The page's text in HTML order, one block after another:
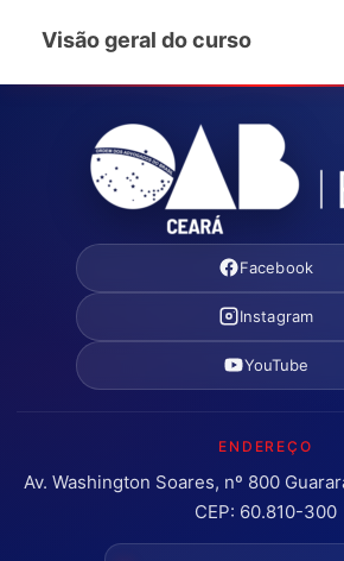
Visão geral do curso
Facebook
Instagram
YouTube
ENDEREÇO
Av. Washington Soares, nº 800
CEP: 60.810-300